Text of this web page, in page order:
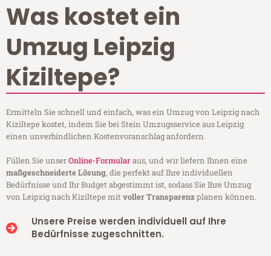
Was kostet ein
Umzug Leipzig
Kiziltepe?
Ermitteln Sie schnell und einfach, was ein Umzug von Leipzig nach
Kiziltepe kostet, indem Sie bei Stein Umzugsservice aus Leipzig
einen unverbindlichen Kostenvoranschlag anfordern.
Füllen Sie unserOnline-Formularaus, und wir liefern Ihnen eine
maßgeschneiderte Lösung, die perfekt auf Ihre individuellen
Bedürfnisse und Ihr Budget abgestimmt ist, sodass Sie Ihre Umzug
von Leipzig nach Kiziltepe mitvoller Transparenzplanen können.
Unsere Preise werden individuell auf Ihre
Bedürfnisse zugeschnitten.